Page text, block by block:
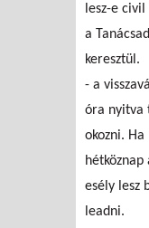
lesz-e
a
keresztül.
- a
óra nyitva
okozni.
hétköznap
esély lesz
leadni.